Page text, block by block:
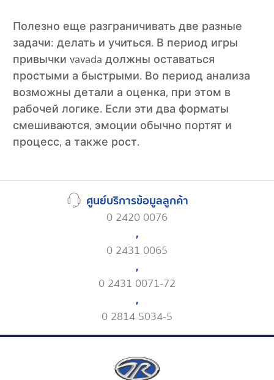
Полезно еще разграничивать две разные
задачи: делать и учиться. В период игры
привычки vavada должны оставаться
простыми а быстрыми. Во период анализа
возможны детали а оценка, при этом в
рабочей логике. Если эти два форматы
смешиваются, эмоции обычно портят и
процесс, а также рост.
ศูนย์บริการข้อมูลลูกค้า
0 2420 0076
,
0 2431 0065
,
0 2431 0071-72
,
0 2814 5034-5